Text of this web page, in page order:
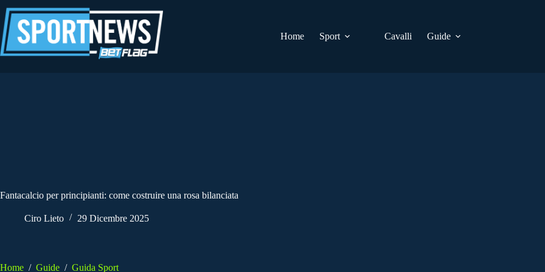
al
contenuto
Home
Sport Cavalli Guide
Fantacalcio per principianti: come costruire una rosa bilanciata
Ciro Lieto 29 Dicembre 2025
Home / Guide / Guida Sport